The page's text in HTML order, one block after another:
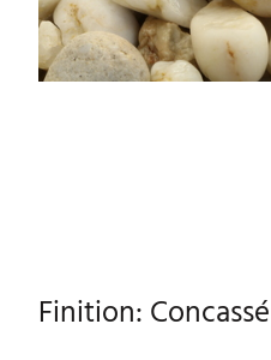
Finition: Concassé